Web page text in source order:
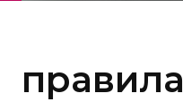
правила